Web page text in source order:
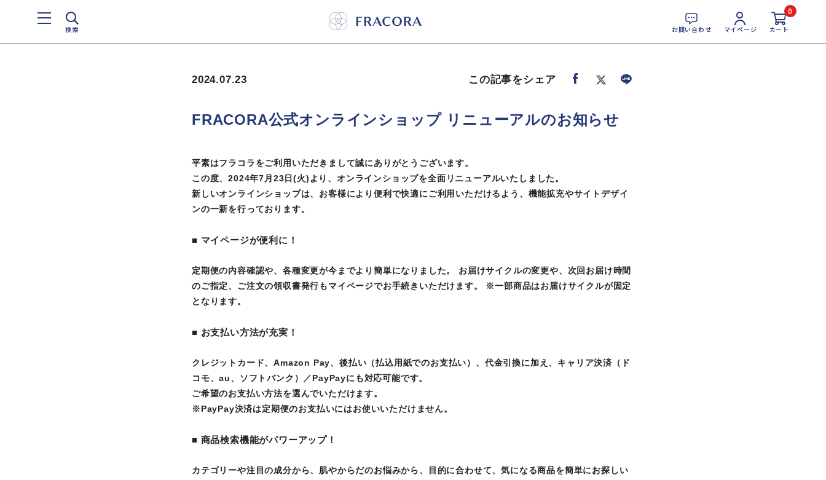
検索 お問い合わせ マイページ
0
カート
2024.07.23 この記事をシェア
FRACORA公式オンラインショップ リニューアルのお知らせ
平素はフラコラをご利用いただきまして誠にありがとうございます。
この度、2024年7月23日(火)より、オンラインショップを全面リニューアルいたしました。
新しいオンラインショップは、お客様により便利で快適にご利用いただけるよう、機能拡充やサイトデザイ
ンの一新を行っております。
■ マイページが便利に！
定期便の内容確認や、各種変更が今までより簡単になりました。 お届けサイクルの変更や、次回お届け時間
のご指定、ご注文の領収書発行もマイページでお手続きいただけます。 ※一部商品はお届けサイクルが固定
となります。
■ お支払い方法が充実！
クレジットカード、Amazon Pay、後払い（払込用紙でのお支払い）、代金引換に加え、キャリア決済（ド
コモ、au、ソフトバンク）／PayPayにも対応可能です。
ご希望のお支払い方法を選んでいただけます。
※PayPay決済は定期便のお支払いにはお使いいただけません。
■ 商品検索機能がパワーアップ！
カテゴリーや注目の成分から、肌やからだのお悩みから、目的に合わせて、気になる商品を簡単にお探しい